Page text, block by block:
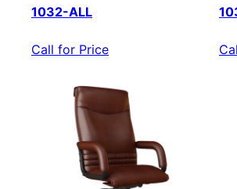
1032-ALL
Call for Price